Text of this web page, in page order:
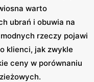
warto
ubrań i obuwia na
rzeczy pojawi
klienci, jak zwykle
ceny w porównaniu